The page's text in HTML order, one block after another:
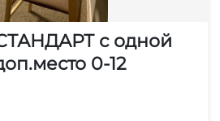
с одной
0-12